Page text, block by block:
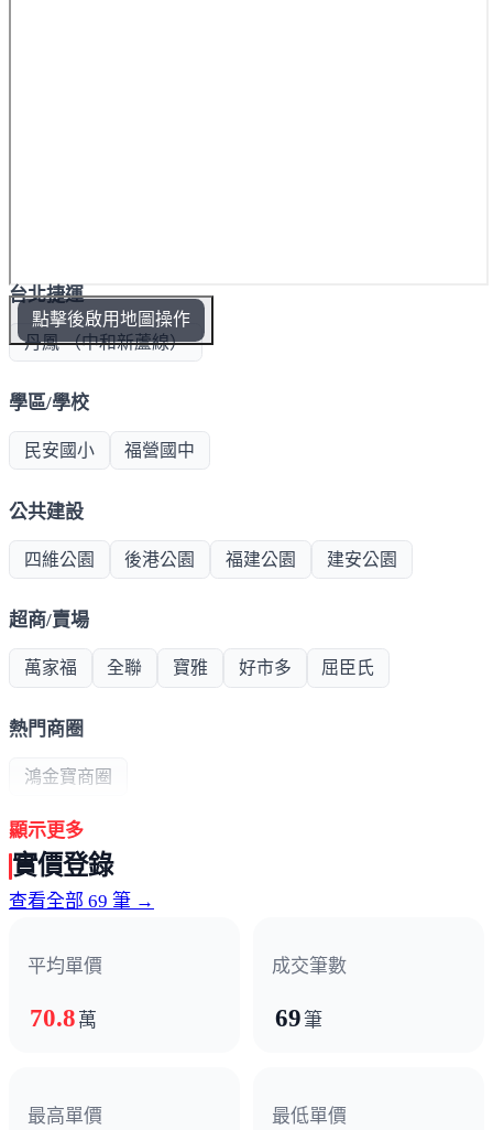
點擊後啟用地圖操作
台北捷運
丹鳳 （中和新蘆線）
學區/學校
民安國小 福營國中
公共建設
四維公園 後港公園 福建公園 建安公園
超商/賣場
萬家福 全聯 寶雅 好市多 屈臣氏
熱門商圈
鴻金寶商圈
醫療機構
顯示更多
實價登錄
查看全部 69 筆 →
平均單價
70.8 萬
成交筆數
69筆
最高單價 最低單價